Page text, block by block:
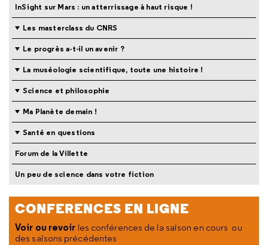
InSight sur Mars : un atterrissage à haut risque !
Les masterclass du CNRS
Le progrès a-t-il un avenir ?
La muséologie scientifique, toute une histoire !
Science et philosophie
Ma Planète demain !
Santé en questions
Forum de la Villette
Un peu de science dans votre fiction
CONFERENCES EN LIGNE
Voir ou revoir les conférences de la saison en cours ou
des saisons précédentes